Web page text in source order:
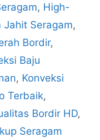
, High-
Jahit Seragam,
Bordir,
Baju
, Konveksi
Terbaik,
Bordir HD,
Seragam